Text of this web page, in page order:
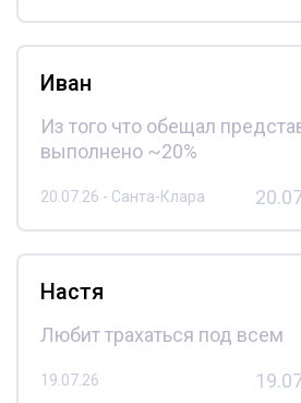
Иван
Из того что обещал
выполнено ~20%
20.07.26 - Санта-Клара
Настя
Любит трахаться под всем
19.07.26